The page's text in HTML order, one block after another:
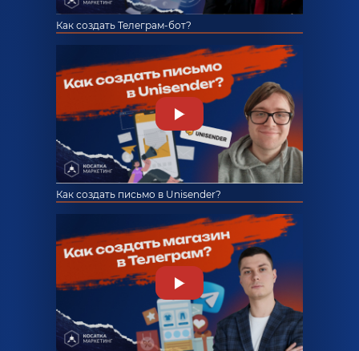
Как создать Телеграм-бот?
Как создать письмо в Unisender?